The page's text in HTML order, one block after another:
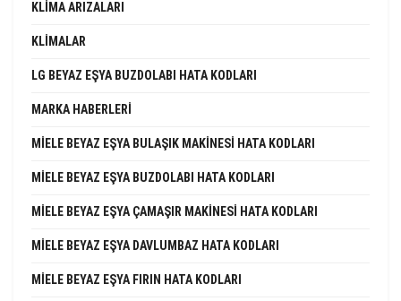
KLIMA ARIZALARI
KLIMALAR
LG BEYAZ EŞYA BUZDOLABI HATA KODLARI
MARKA HABERLERI
MIELE BEYAZ EŞYA BULAŞIK MAKINESI HATA KODLARI
MIELE BEYAZ EŞYA BUZDOLABI HATA KODLARI
MIELE BEYAZ EŞYA ÇAMAŞIR MAKINESI HATA KODLARI
MIELE BEYAZ EŞYA DAVLUMBAZ HATA KODLARI
MIELE BEYAZ EŞYA FIRIN HATA KODLARI